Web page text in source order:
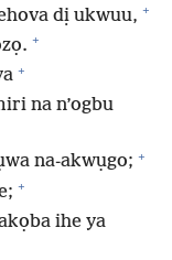
dị ukwuu, +
+
+
na n’ogbu
na-akwụgo; +
+
ihe ya